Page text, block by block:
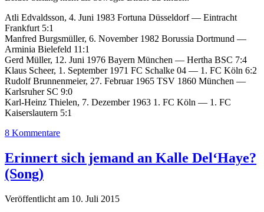
Atli Edvaldsson, 4. Juni 1983 Fortuna Düsseldorf — Eintracht
Frankfurt 5:1
Manfred Burgsmüller, 6. November 1982 Borussia Dortmund —
Arminia Bielefeld 11:1
Gerd Müller, 12. Juni 1976 Bayern München — Hertha BSC 7:4
Klaus Scheer, 1. September 1971 FC Schalke 04 — 1. FC Köln 6:2
Rudolf Brunnenmeier, 27. Februar 1965 TSV 1860 München —
Karlsruher SC 9:0
Karl-Heinz Thielen, 7. Dezember 1963 1. FC Köln — 1. FC
Kaiserslautern 5:1
8 Kommentare
Erinnert sich jemand an Kalle Del‘Haye?
(Song)
Veröffentlicht am 10. Juli 2015